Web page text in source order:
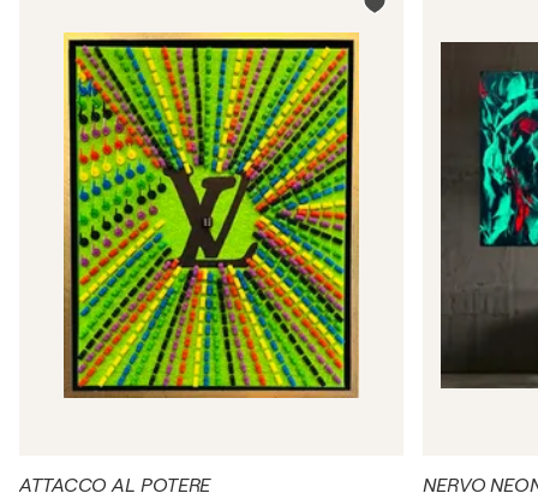
ATTACCO AL POTERE NERVO